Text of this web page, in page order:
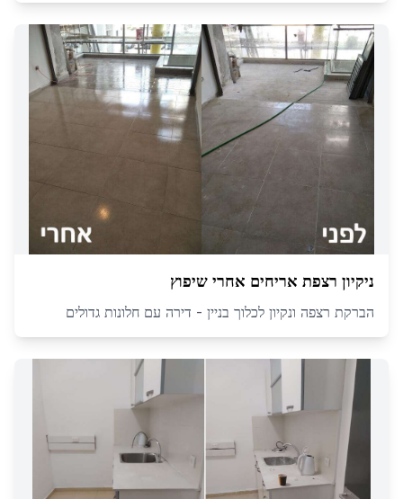
ניקיון רצפת אריחים אחרי שיפוץ
הברקת רצפה ונקיון לכלוך בניין - דירה עם חלונות גדולים